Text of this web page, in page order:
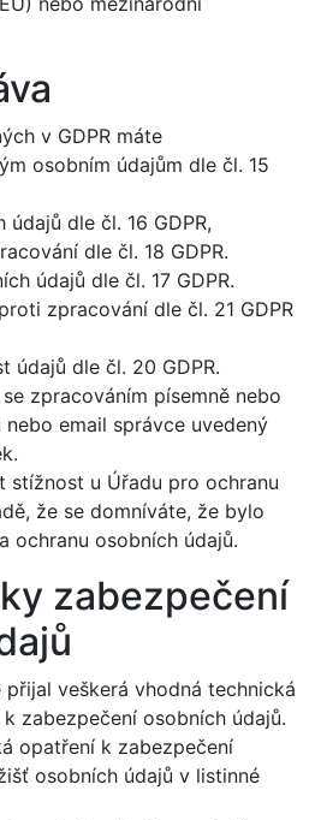
v GDPR máte
osobním údajům dle čl. 15
dle čl. 16 GDPR,
dle čl. 18 GDPR.
údajů dle čl. 17 GDPR.
zpracování dle čl. 21 GDPR
údajů dle čl. 20 GDPR.
zpracováním písemně nebo
email správce uvedený
stížnost u Úřadu pro ochranu
že se domníváte, že bylo
ochranu osobních údajů.
zabezpečení
přijal veškerá vhodná technická
zabezpečení osobních údajů.
opatření k zabezpečení
osobních údajů v listinné